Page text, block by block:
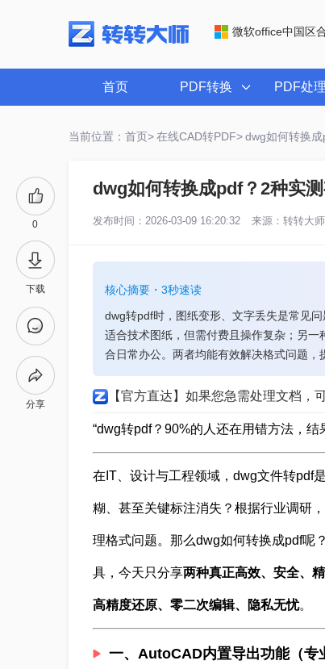
微软office中国区
首页 PDF转换 PDF处理
当前位置：首页> 在线CAD转PDF> dwg如何转换
0
下载
分享
dwg如何转换成pdf？2种实
发布时间：2026-03-09 16:20:32 来源： 转转大师
核心摘要・3秒速读
dwg转pdf时，图纸变形、文字丢失是常见
适合技术图纸，但需付费且操作复杂；另
合日常办公。两者均能有效解决格式问题，
【官方直达】如果您急需处理文档，
“dwg转pdf？90%的人还在用错方法，
在IT、设计与工程领域，dwg文件转pdf
糊、甚至关键标注消失？根据行业调研
理格式问题。那么dwg如何转换成pdf呢
具，今天只分享两种真正高效、安全、
高精度还原、零二次编辑、隐私无忧。
一、AutoCAD内置导出功能（专